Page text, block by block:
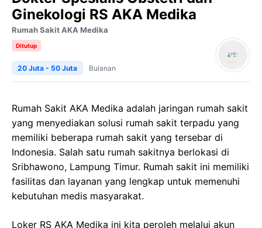
Ginekologi RS AKA Medika
Rumah Sakit AKA Medika
Ditutup
20 Juta - 50 Juta Bulanan
Rumah Sakit AKA Medika adalah jaringan rumah sakit
yang menyediakan solusi rumah sakit terpadu yang
memiliki beberapa rumah sakit yang tersebar di
Indonesia. Salah satu rumah sakitnya berlokasi di
Sribhawono, Lampung Timur. Rumah sakit ini memiliki
fasilitas dan layanan yang lengkap untuk memenuhi
kebutuhan medis masyarakat.
Loker RS AKA Medika ini kita peroleh melalui akun